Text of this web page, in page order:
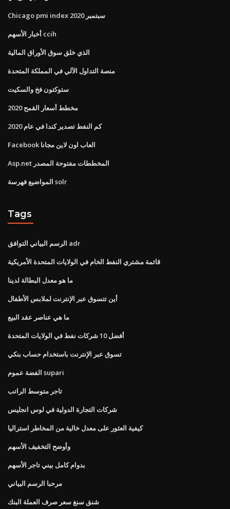
Chicago pmi index سبتمبر 2020
أخبار الأسهم ccih
الذي خلق سوق الأوراق المالية
منصة التداول الآلي في المملكة المتحدة
ستوكتون فخ والسكيت
مخطط أسعار القمح 2020
كم النفط تصدير كندا في عام 2020
Facebook العاب اون لاين مجانا
Asp.net المخططات مفتوحة المصدر
المواضيع فهرسة solr
Tags
الرسم البياني التوافق adr
قائمة مشتري النفط الخام في الولايات المتحدة الأمريكية
ما هو معدل البطالة لدينا
أين تتسوق عبر الإنترنت لملابس الأطفال
ما هي عناصر عقد البيع
أفضل 10 شركات نفط في الولايات المتحدة
تسوق عبر الإنترنت باستخدام حساب بنكي
الفضة عموم supari
تاجر متوسط ​​الراتب
شركات التجارة الدولية في لوس انجليس
كيفية العثور على معدل خالية من المخاطر استراليا
وأوضح التخفيف الأسهم
بدوام كامل بيني تاجر الأسهم
مرحبا الرسم البياني
شنق سنغ سعر صرف العملة البنك